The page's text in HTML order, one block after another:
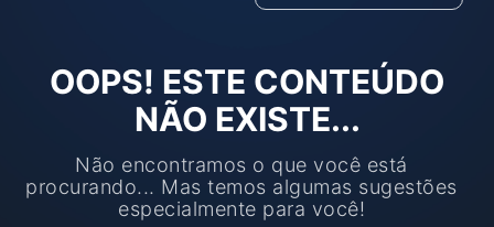
OOPS! ESTE CONTEÚDO
NÃO EXISTE...
Não encontramos o que você está
procurando... Mas temos algumas sugestões
especialmente para você!